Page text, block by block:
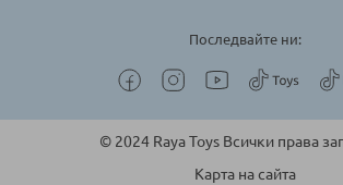
Последвайте ни:
© 2024 Raya Toys Всички права
Карта на сайта